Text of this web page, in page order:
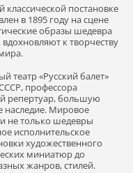
классической постановке
в 1895 году на сцене
образы шедевра
к творчеству
театр «Русский балет»
профессора
репертуар, большую
наследие. Мировое
не только шедевры
исполнительское
художественного
миниатюр до
жанров, стилей.